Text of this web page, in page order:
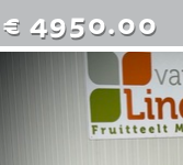
€ 4950.00